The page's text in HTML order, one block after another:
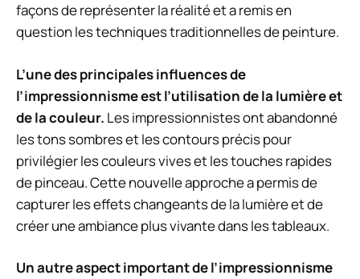
façons de représenter la réalité et a remis en
question les techniques traditionnelles de peinture.
L’une des principales influences de
l’impressionnisme est l’utilisation de la lumière et
de la couleur. Les impressionnistes ont abandonné
les tons sombres et les contours précis pour
privilégier les couleurs vives et les touches rapides
de pinceau. Cette nouvelle approche a permis de
capturer les effets changeants de la lumière et de
créer une ambiance plus vivante dans les tableaux.
Un autre aspect important de l’impressionnisme